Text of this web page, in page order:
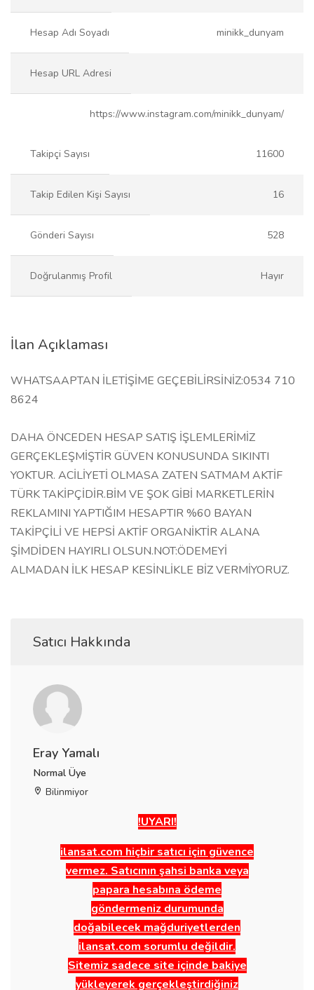
Hesap Adı Soyadı minikk_dunyam
Hesap URL Adresi
https://www.instagram.com/minikk_dunyam/
Takipçi Sayısı 11600
Takip Edilen Kişi Sayısı 16
Gönderi Sayısı 528
Doğrulanmış Profil Hayır
İlan Açıklaması
WHATSAAPTAN İLETİŞİME GEÇEBİLİRSİNİZ:0534 710
8624
DAHA ÖNCEDEN HESAP SATIŞ İŞLEMLERİMİZ
GERÇEKLEŞMİŞTİR GÜVEN KONUSUNDA SIKINTI
YOKTUR. ACİLİYETİ OLMASA ZATEN SATMAM AKTİF
TÜRK TAKİPÇİDİR.BİM VE ŞOK GİBİ MARKETLERİN
REKLAMINI YAPTIĞIM HESAPTIR %60 BAYAN
TAKİPÇİLİ VE HEPSİ AKTİF ORGANİKTİR ALANA
ŞİMDİDEN HAYIRLI OLSUN.NOT:ÖDEMEYİ
ALMADAN İLK HESAP KESİNLİKLE BİZVERMİYORUZ.
Satıcı Hakkında
Eray Yamalı
Normal Üye
Bilinmiyor
!UYARI!
ilansat.com hiçbir satıcı için güvence
vermez. Satıcının şahsi banka veya
papara hesabına ödeme
göndermeniz durumunda
doğabilecek mağduriyetlerden
ilansat.com sorumlu değildir.
Sitemiz sadece site içinde bakiye
yükleyerek gerçekleştirdiğiniz